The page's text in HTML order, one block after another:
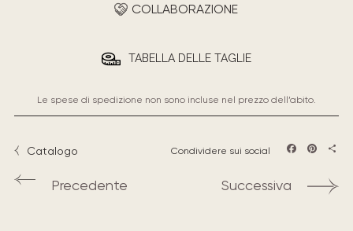
COLLABORAZIONE
TABELLA DELLE TAGLIE
Le spese di spedizione non sono incluse nel prezzo dell’abito.
Catalogo Condividere sui social
Precedente Successiva